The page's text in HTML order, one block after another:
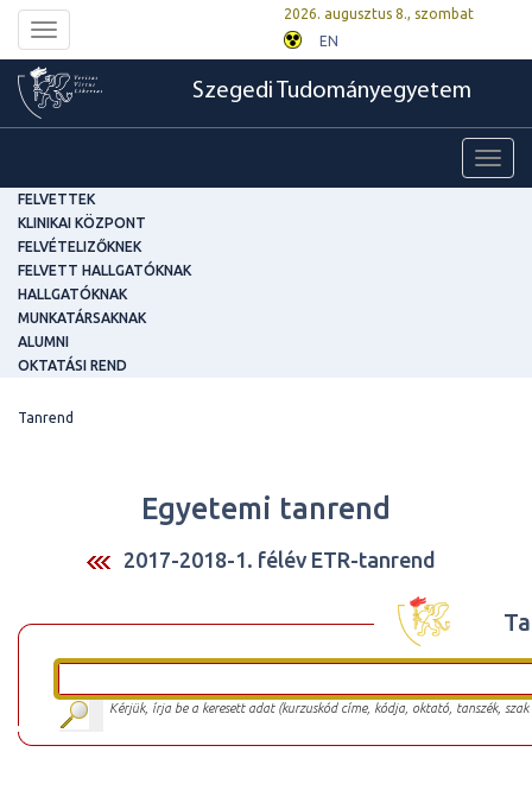
Toggle
navigation
2026. augusztus 8., szombat
EN
Szegedi Tudományegyetem
FELVETTEK
KLINIKAI KÖZPONT
FELVÉTELIZŐKNEK
FELVETT HALLGATÓKNAK
HALLGATÓKNAK
MUNKATÁRSAKNAK
ALUMNI
OKTATÁSI REND
Tanrend
Egyetemi tanrend
2017-2018-1. félév ETR-tanrend
Kérjük, írja be a keresett adat (kurzuskód címe, kódja, oktató, tanszék,